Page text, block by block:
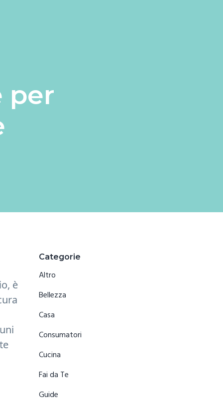
per
è
Primary
Sidebar
Categorie
Altro
Bellezza
Casa
Consumatori
Cucina
Fai da Te
Guide